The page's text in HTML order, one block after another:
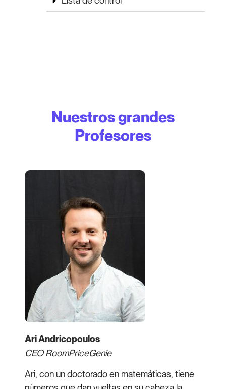
Nuestros grandes
Profesores
Ari Andricopoulos
CEO RoomPriceGenie
Ari, con un doctorado en matemáticas, tiene